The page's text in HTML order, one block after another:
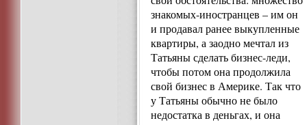
знакомых-иностранцев – им он
и продавал ранее выкупленные
квартиры, а заодно мечтал из
Татьяны сделать бизнес-леди,
чтобы потом она продолжила
свой бизнес в Америке. Так что
у Татьяны обычно не было
недостатка в деньгах, и она